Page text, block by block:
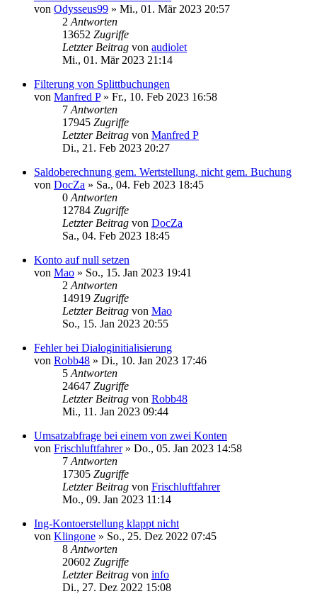
von Odysseus99 » Mi., 01. Mär 2023 20:57
2 Antworten
13652 Zugriffe
Letzter Beitrag von audiolet
Mi., 01. Mär 2023 21:14
Filterung von Splittbuchungen
von Manfred P» Fr., 10. Feb 2023 16:58
7 Antworten
17945 Zugriffe
Letzter Beitrag von Manfred P
Di., 21. Feb 2023 20:27
Saldoberechnung gem. Wertstellung, nicht gem. Buchung
von DocZa » Sa., 04. Feb 2023 18:45
0 Antworten
12784 Zugriffe
Letzter Beitrag von DocZa
Sa., 04. Feb 2023 18:45
Konto auf null setzen
von Mao » So., 15. Jan 2023 19:41
2 Antworten
14919 Zugriffe
Letzter Beitrag von Mao
So., 15. Jan 2023 20:55
Fehler bei Dialoginitialisierung
von Robb48 » Di., 10. Jan 2023 17:46
5 Antworten
24647 Zugriffe
Letzter Beitrag von Robb48
Mi., 11. Jan 2023 09:44
Umsatzabfrage bei einem von zwei Konten
von Frischluftfahrer» Do., 05. Jan 2023 14:58
7 Antworten
17305 Zugriffe
Letzter Beitrag von Frischluftfahrer
Mo., 09. Jan 2023 11:14
Ing-Kontoerstellung klappt nicht
von Klingone » So., 25. Dez 2022 07:45
8 Antworten
20602 Zugriffe
Letzter Beitrag von info
Di., 27. Dez 2022 15:08